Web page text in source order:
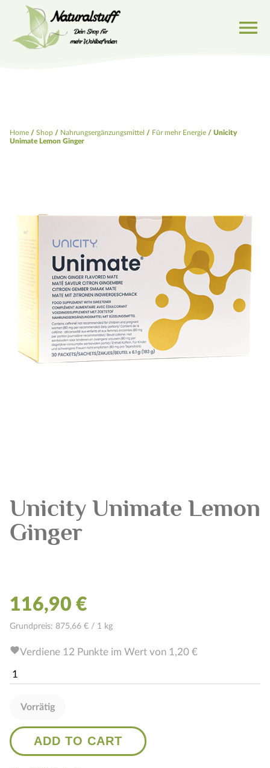
menu
Home / Shop / Nahrungsergänzungsmittel / Für mehr Energie / Unicity
Unimate Lemon Ginger
Unicity Unimate Lemon
Ginger
116,90 €
Grundpreis: 875,66 € / 1 kg
Vorrätig
favoriteVerdiene 12 Punkte im Wert von 1,20 €
Unimate
Lemon
ADD TO CART